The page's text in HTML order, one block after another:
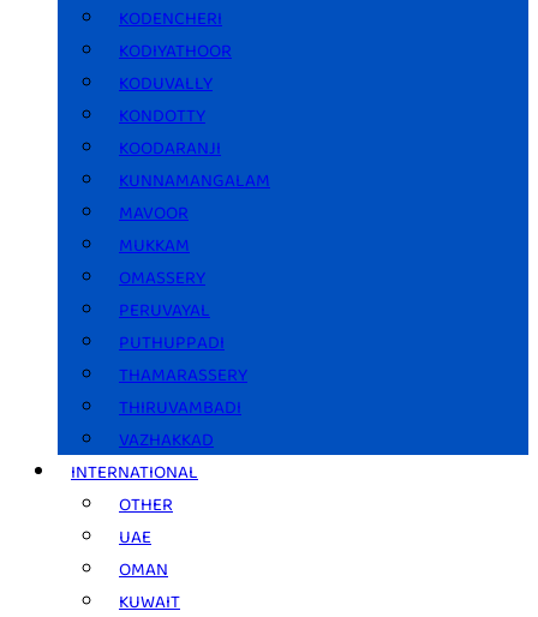
KODENCHERI
KODIYATHOOR
KODUVALLY
KONDOTTY
KOODARANJI
KUNNAMANGALAM
MAVOOR
MUKKAM
OMASSERY
PERUVAYAL
PUTHUPPADI
THAMARASSERY
THIRUVAMBADI
VAZHAKKAD
INTERNATIONAL
OTHER
UAE
OMAN
KUWAIT